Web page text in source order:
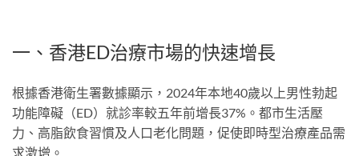
一、香港ED治療市場的快速增長
根據香港衛生署數據顯示，2024年本地40歲以上男性勃起
功能障礙（ED）就診率較五年前增長37%。都市生活壓
力、高脂飲食習慣及人口老化問題，促使即時型治療產品需
求激增。